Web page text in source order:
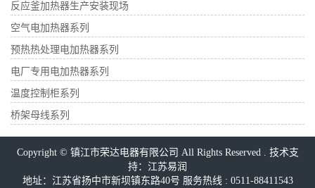
反应釜加热器生产安装现场
空气电加热器系列
预热热处理电加热器系列
电厂专用电加热器系列
温度控制柜系列
桥架母线系列
Copyright © 镇江市荣达电器有限公司 All Rights Reserved . 技术支
持： 江苏易润
地址：江苏省扬中市新坝镇东路40号 服务热线 : 0511-88411543